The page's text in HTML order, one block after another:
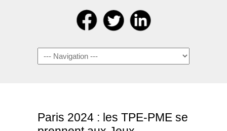
Navigation
Paris 2024 : les TPE-PME se